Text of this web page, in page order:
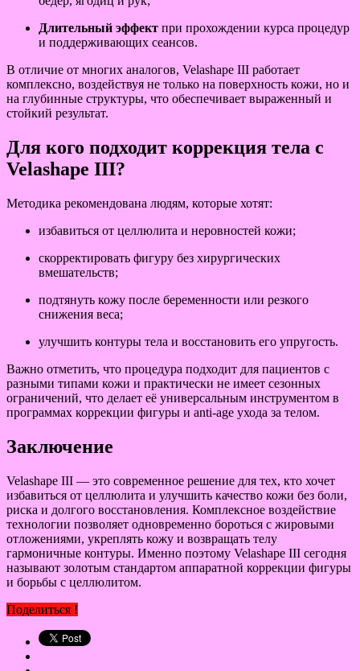
Длительный эффект при прохождении курса процедур
и поддерживающих сеансов.
В отличие от многих аналогов, Velashape III работает
комплексно, воздействуя не только на поверхность кожи, но и
на глубинные структуры, что обеспечивает выраженный и
стойкий результат.
Для кого подходит коррекция тела с
Velashape III?
Методика рекомендована людям, которые хотят:
избавиться от целлюлита и неровностей кожи;
скорректировать фигуру без хирургических
вмешательств;
подтянуть кожу после беременности или резкого
снижения веса;
улучшить контуры тела и восстановить его упругость.
Важно отметить, что процедура подходит для пациентов с
разными типами кожи и практически не имеет сезонных
ограничений, что делает её универсальным инструментом в
программах коррекции фигуры и anti-age ухода за телом.
Заключение
Velashape III — это современное решение для тех, кто хочет
избавиться от целлюлита и улучшить качество кожи без боли,
риска и долгого восстановления. Комплексное воздействие
технологии позволяет одновременно бороться с жировыми
отложениями, укреплять кожу и возвращать телу
гармоничные контуры. Именно поэтому Velashape III сегодня
называют золотым стандартом аппаратной коррекции фигуры
и борьбы с целлюлитом.
Поделиться !